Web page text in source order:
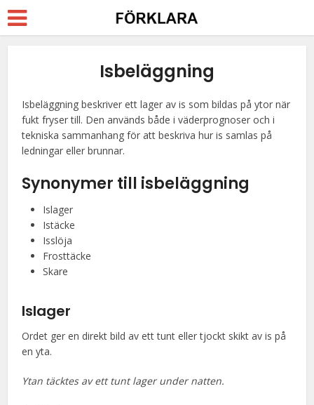
Isbeläggning
Isbeläggning beskriver ett lager av is som bildas på ytor när
fukt fryser till. Den används både i väderprognoser och i
tekniska sammanhang för att beskriva hur is samlas på
ledningar eller brunnar.
Synonymer till isbeläggning
Islager
Istäcke
Isslöja
Frosttäcke
Skare
Islager
Ordet ger en direkt bild av ett tunt eller tjockt skikt av is på
en yta.
Ytan täcktes av ett tunt lager under natten.